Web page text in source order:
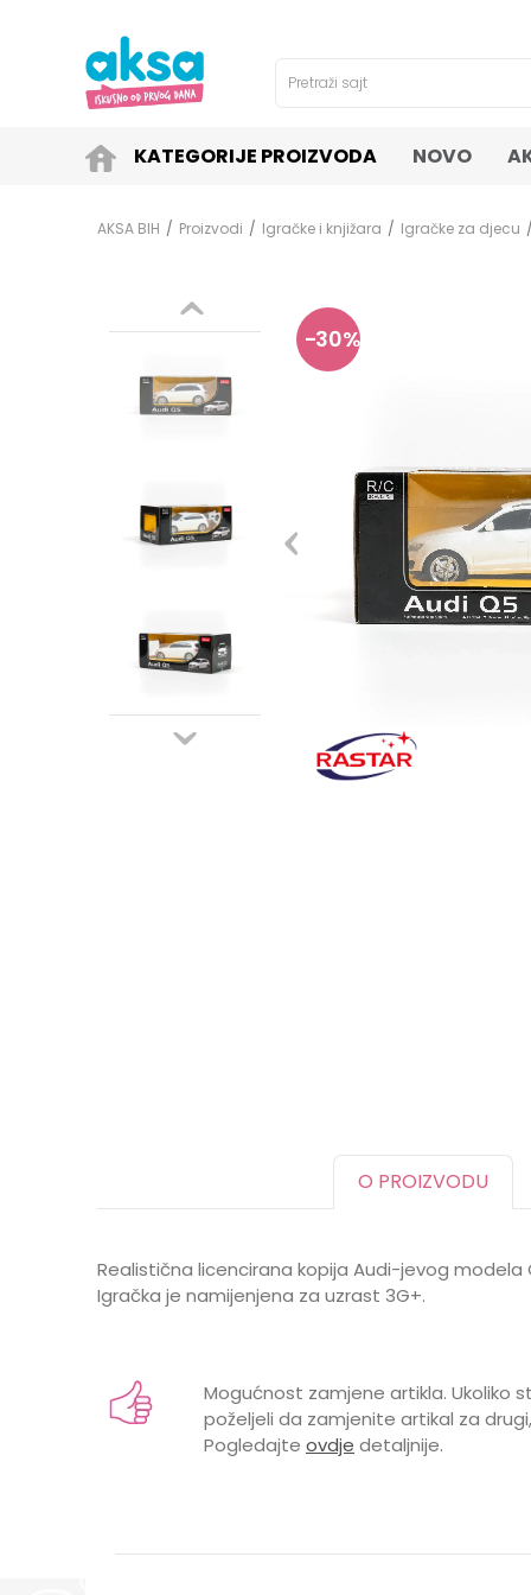
Pretraži sajt
KATEGORIJE PROIZVODA NOVO
AKSA BIH Proizvodi Igračke i knjižara Igračke za djecu
30%
O PROIZVODU
Realistična licencirana kopija Audi-jevog
Igračka je namijenjena za uzrast 3G+.
Brend
MEHANIZAM
Mogućnost zamjene artikla. Ukoliko
poželjeli da zamjenite artikal za
Pogledajte ovdje detaljnije.